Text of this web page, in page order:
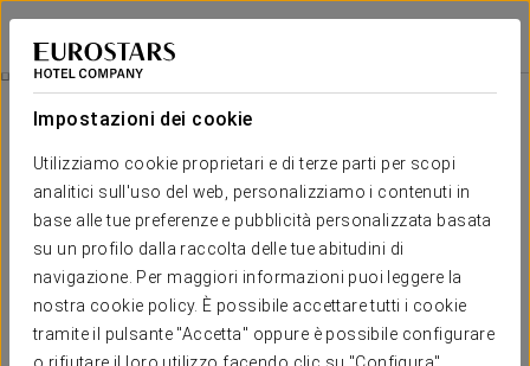
Impostazioni dei cookie
Utilizziamo cookie proprietari e di terze parti per scopi
analitici sull'uso del web, personalizziamo i contenuti in
base alle tue preferenze e pubblicità personalizzata basata
su un profilo dalla raccolta delle tue abitudini di
navigazione. Per maggiori informazioni puoi leggere la
nostra cookie policy. È possibile accettare tutti i cookie
tramite il pulsante "Accetta" oppure è possibile configurare
Eurostars Suites Mirasierra
MADRID
Ristorazione